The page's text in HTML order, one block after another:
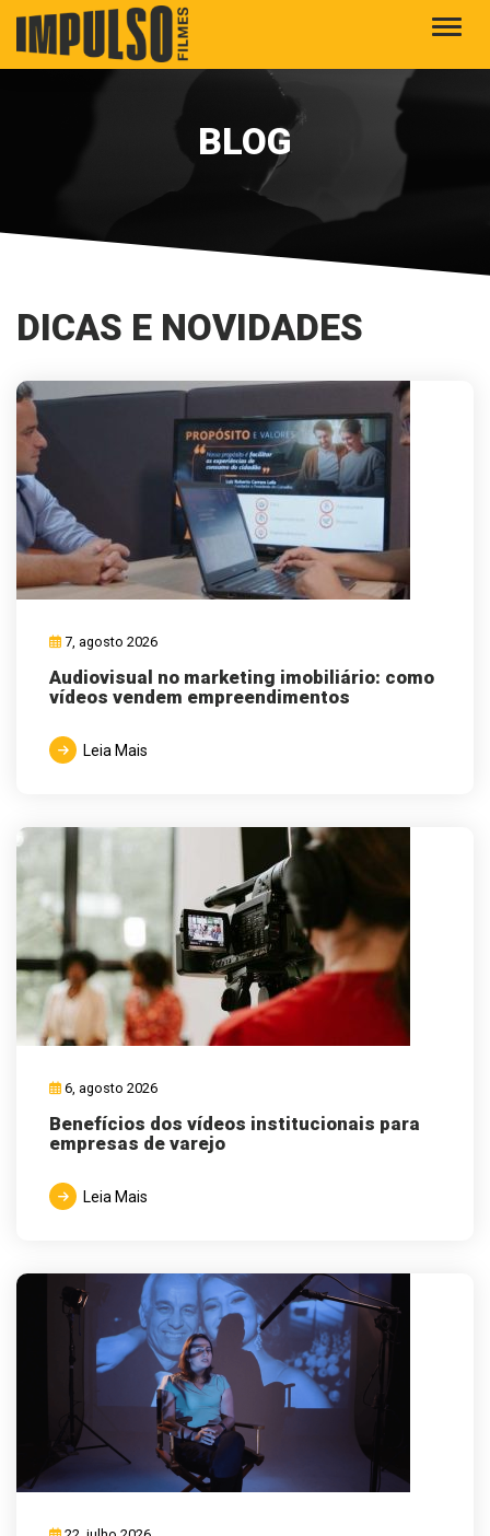
BLOG
DICAS E NOVIDADES
7, agosto 2026
Audiovisual no marketing imobiliário: como
vídeos vendem empreendimentos
Leia Mais
6, agosto 2026
Benefícios dos vídeos institucionais para
empresas de varejo
Leia Mais